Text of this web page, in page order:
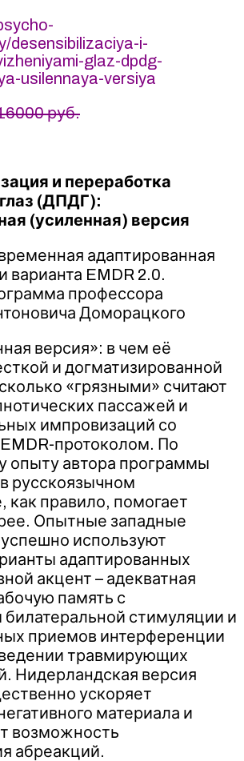
desensibilizaciya-i-
glaz-dpdg-
usilennaya-versiya
руб.
и переработка
(ДПДГ):
(усиленная) версия
адаптированная
варианта EMDR 2.0.
профессора
Доморацкого
версия»: в чем её
и догматизированной
«грязными» считают
пассажей и
импровизаций со
протоколом. По
опыту автора программы
русскоязычном
как правило, помогает
Опытные западные
используют
адаптированных
акцент – адекватная
память с
стимуляции и
приемов интерференции
травмирующих
Нидерландская версия
ускоряет
материала и
возможность
абреакций.